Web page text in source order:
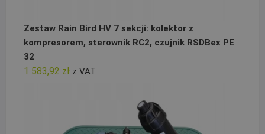
Zestaw Rain Bird HV 7 sekcji: kolektor z
kompresorem, sterownik RC2, czujnik RSDBex PE
32
1 583,92 zł z VAT